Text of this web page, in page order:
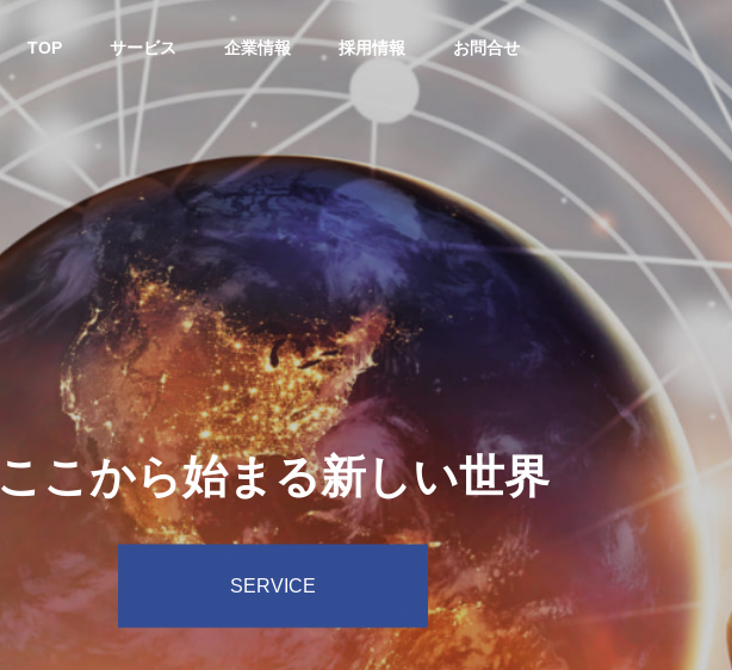
CH E YO IFE
CH ANGE YOUR DREAM
TOP サービス 企業情報 採用情報 お問合せ
OPERATION
運用保守サービス
CONSTRUCTION
OUTLINE
会社案内
HISTORY
沿革
ACTIVITIES
CSRへの取り組み
ACCESS
アクセス
ュ ニケーショ ンの扉を開け う
COMPANY